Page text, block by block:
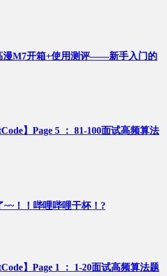
漫M7开箱+使用测评——新手入门的
】Page 5 ： 81-100面试高频算法
！！哔哩哔哩干杯！?
】Page 1 ： 1-20面试高频算法题